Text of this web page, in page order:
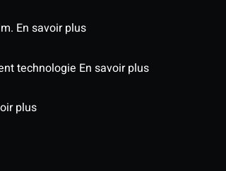
En savoir plus
technologie En savoir plus
plus